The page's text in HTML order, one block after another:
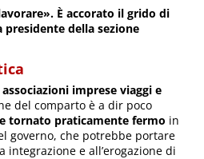
È accorato il grido di
presidente della sezione
imprese viaggi e
del comparto è a dir poco
tornato praticamente fermo in
governo, che potrebbe portare
integrazione e all’erogazione di